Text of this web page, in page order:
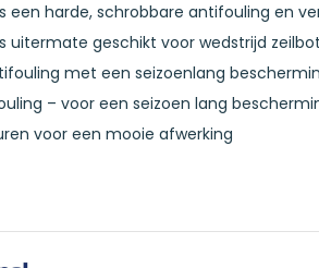
een harde, schrobbare antifouling en
uitermate geschikt voor wedstrijd
met een seizoenlang
– voor een seizoen lang
voor een mooie afwerking
oppervlak voor een gladde eindlaag
de meeste typen antifoulings
met uitzondering van PTFE-houdende